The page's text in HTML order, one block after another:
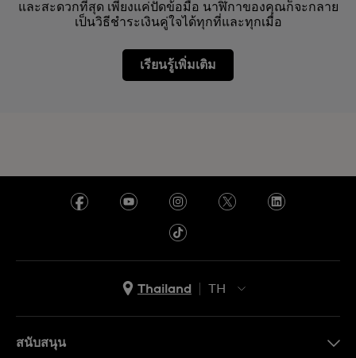
และสะดวกที่สุด เพียงแค่ปัดข้อมือ นาฬิกาของคุณก็จะกลาย
เป็นวิธีชำระเงินคู่ใจได้ทุกที่และทุกเมื่อ
เรียนรู้เพิ่มเติม
Thailand
TH
สนับสนุน